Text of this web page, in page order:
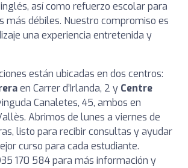
así como refuerzo escolar para
más débiles. Nuestro compromiso es
una experiencia entretenida y
están ubicadas en dos centros:
en Carrer d’Irlanda, 2 y Centre
Canaletes, 45, ambos en
Abrimos de lunes a viernes de
listo para recibir consultas y ayudar
curso para cada estudiante.
170 584 para más información y